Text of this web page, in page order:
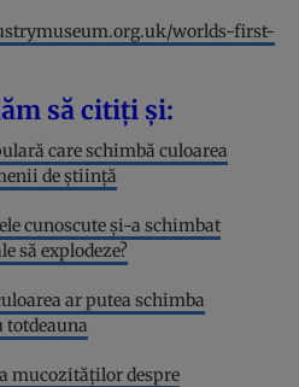
worlds-first-
să citiți și:
care schimbă culoarea
de știință
cunoscute și-a schimbat
să explodeze?
ar putea schimba
totdeauna
mucozităților despre